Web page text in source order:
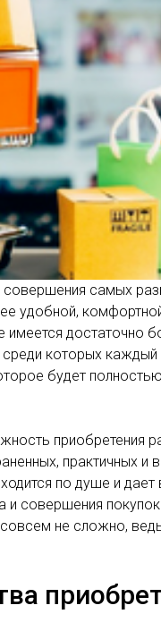
самых
удобной,
имеется достаточно
которых
будет
приобретения
практичных и
по душе и
совершения
не сложно,